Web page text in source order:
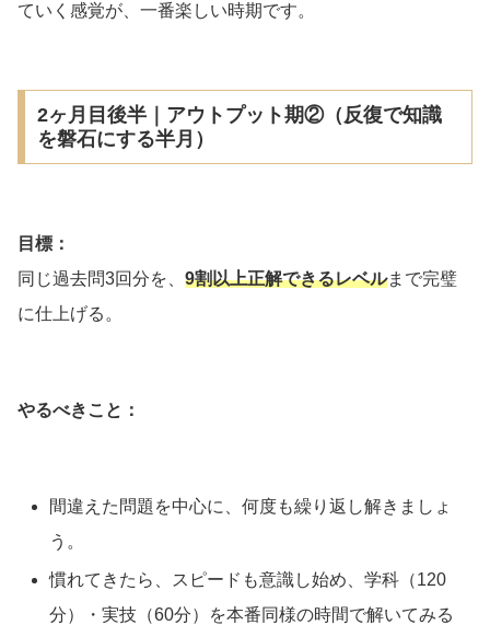
ていく感覚が、一番楽しい時期です。
2ヶ月目後半｜アウトプット期②（反復で知識
を磐石にする半月）
目標：
同じ過去問3回分を、 9割以上正解できるレベルまで完璧
に仕上げる。
やるべきこと：
間違えた問題を中心に、何度も繰り返し解きましょ
う。
慣れてきたら、スピードも意識し始め、学科（120
分）・実技（60分）を本番同様の時間で解いてみる